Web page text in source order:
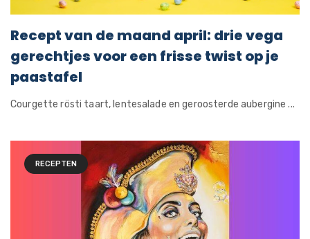
Recept van de maand april: drie vega
gerechtjes voor een frisse twist op je
paastafel
Courgette rösti taart, lentesalade en geroosterde aubergine ...
RECEPTEN